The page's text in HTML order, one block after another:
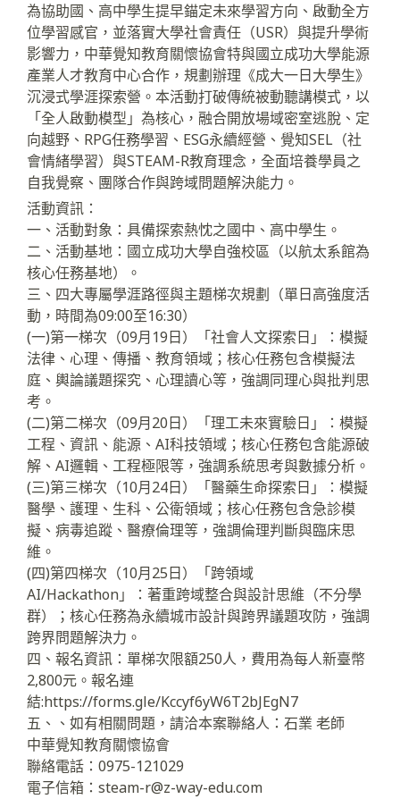
為協助國、高中學生提早錨定未來學習方向、啟動全方
位學習感官，並落實大學社會責任（USR）與提升學術
影響力，中華覺知教育關懷協會特與國立成功大學能源
產業人才教育中心合作，規劃辦理《成大一日大學生》
沉浸式學涯探索營。本活動打破傳統被動聽講模式，以
「全人啟動模型」為核心，融合開放場域密室逃脫、定
向越野、RPG任務學習、ESG永續經營、覺知SEL（社
會情緒學習）與STEAM-R教育理念，全面培養學員之
自我覺察、團隊合作與跨域問題解決能力。
活動資訊：
一、活動對象：具備探索熱忱之國中、高中學生。
二、活動基地：國立成功大學自強校區（以航太系館為
核心任務基地）。
三、四大專屬學涯路徑與主題梯次規劃（單日高強度活
動，時間為09:00至16:30）
(一)第一梯次（09月19日）「社會人文探索日」：模擬
法律、心理、傳播、教育領域；核心任務包含模擬法
庭、輿論議題探究、心理讀心等，強調同理心與批判思
考。
(二)第二梯次（09月20日）「理工未來實驗日」：模擬
工程、資訊、能源、AI科技領域；核心任務包含能源破
解、AI邏輯、工程極限等，強調系統思考與數據分析。
(三)第三梯次（10月24日）「醫藥生命探索日」：模擬
醫學、護理、生科、公衛領域；核心任務包含急診模
擬、病毒追蹤、醫療倫理等，強調倫理判斷與臨床思
維。
(四)第四梯次（10月25日）「跨領域
AI/Hackathon」：著重跨域整合與設計思維（不分學
群）；核心任務為永續城市設計與跨界議題攻防，強調
跨界問題解決力。
四、報名資訊：單梯次限額250人，費用為每人新臺幣
2,800元。報名連
結:https://forms.gle/Kccyf6yW6T2bJEgN7
五、、如有相關問題，請洽本案聯絡人：石業 老師
中華覺知教育關懷協會
聯絡電話：0975-121029
電子信箱：steam-r@z-way-edu.com